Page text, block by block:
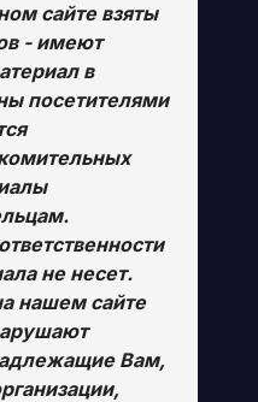
сайте взяты
- имеют
в
посетителями
не несет.
нашем сайте
Вам,